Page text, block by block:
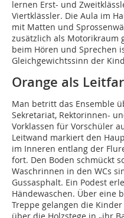
lernen Erst- und
Viertklässler. Die Aula im
mit Matten und
zusätzlich als Motorikraum
beim Hören und Sprechen
Gleichgewichtssinn der
Orange als
Man betritt das Ensemble
Sekretariat, Rektorinnen-
Vorklassen für Vorschüler
Leitwand markiert den
im Inneren entlang der
fort. Den Boden schmückt
Waschrinnen in den WCs
Gussasphalt. Ein Podest
Händewaschen. Über eine
Treppe gelangen die